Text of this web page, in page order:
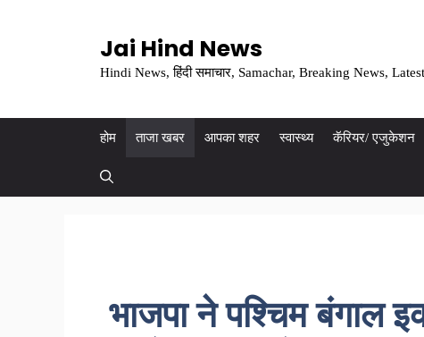
Jai Hind News
Hindi News, हिंदी समाचार, Samachar, Breaking News,
होम ताजा खबर आपका शहर स्वास्थ्य कॅरियर/ एजुकेशन
भाजपा ने पश्चिम बंगाल